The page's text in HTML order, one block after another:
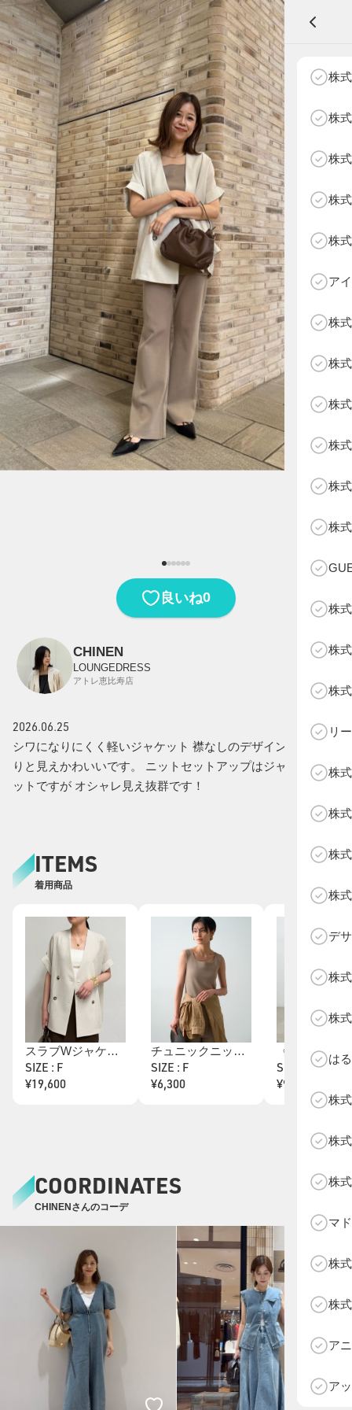
アパレル部門 物販部門 NEXT AGE
HOME
NEWS
ABOUT SOTY
投票方法
Follow Us
A
株
株
株
株
株
ア
株
株
株
株
株
株
株
株
株
リ
株
株
株
株
デ
株
株
は
株
株
株
マ
株
株
ア
ア
良いね0
CHINEN
LOUNGEDRESS
アトレ恵比寿店
2026.06.25
シワになりにくく軽いジャケット 襟なしのデザインがすっき
りと見えかわいいです。 ニットセットアップはジャストフィ
ットですが オシャレ見え抜群です！
ITEMS
着用商品
スラブWジャケット
SIZE : F
¥19,600
チュニックニットタンク
SIZE : F
¥6,300
SIZE : F
¥9,800
COORDINATES
CHINENさんのコーデ